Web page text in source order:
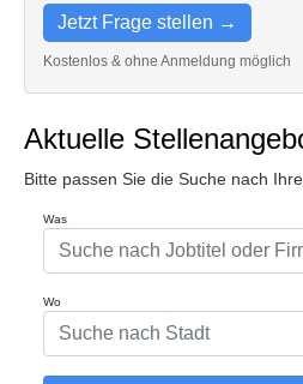
Jetzt Frage stellen →
Kostenlos & ohne Anmeldung möglich
Aktuelle
Bitte passen Sie die Suche nach